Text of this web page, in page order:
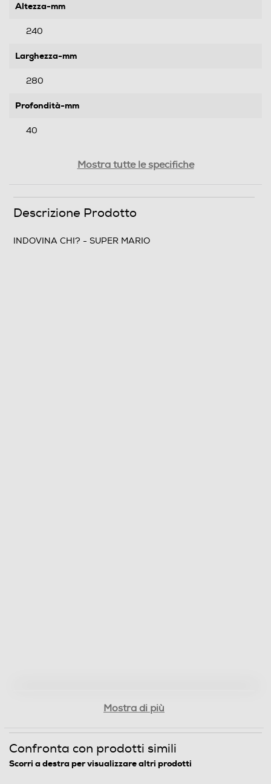
Altezza-mm
240
Larghezza-mm
280
Profondità-mm
40
Informazioni sulla sicurezza del prodotto
Clicca qui
Mostra tutte le specifiche
Descrizione Prodotto
INDOVINA CHI? - SUPER MARIO
Mostra di più
Confronta con prodotti simili
Scorri a destra per visualizzare altri prodotti